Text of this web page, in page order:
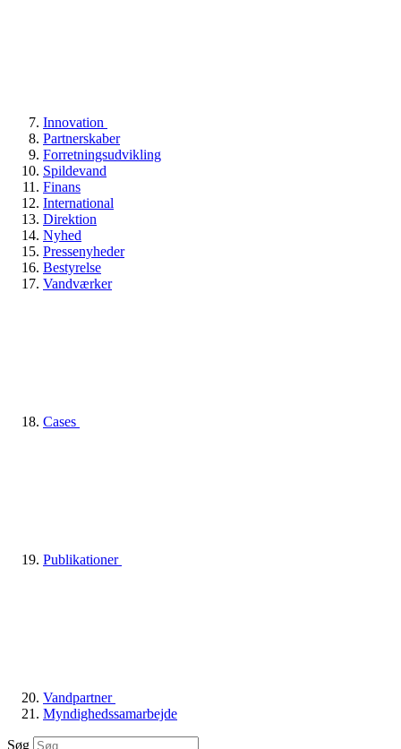
Innovation
Partnerskaber
Forretningsudvikling
Spildevand
Finans
International
Direktion
Nyhed
Pressenyheder
Bestyrelse
Vandværker
Cases
Publikationer
Vandpartner
Myndighedssamarbejde
Søg